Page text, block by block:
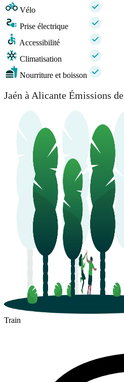
Vélo
Prise électrique
Accessibilité
Climatisation
Nourriture et boisson
Jaén à Alicante Émissions
Train